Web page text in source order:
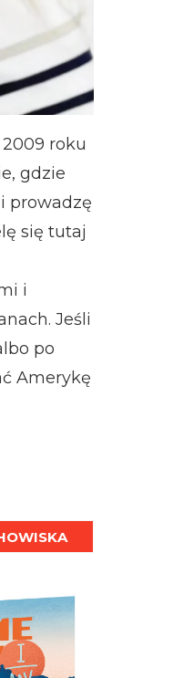
roku
gdzie
prowadzę
się tutaj
i
Jeśli
po
Amerykę